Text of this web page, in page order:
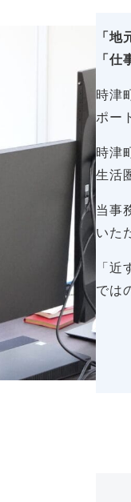
「
「
時津
ポー
時津
生活
当事
いた
「
では